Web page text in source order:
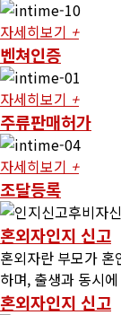
자세히보기 +
벤쳐인증
자세히보기 +
주류판매허가
자세히보기 +
조달등록
혼외자인지 신고
혼외자란 부모가
하며, 출생과 동시
혼외자인지 신고